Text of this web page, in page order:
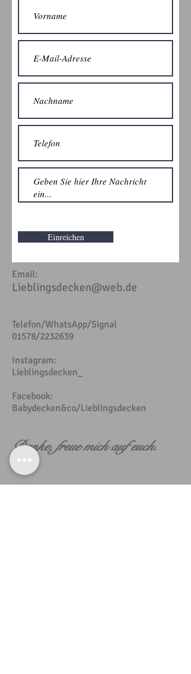
Einreichen
Email:
Lieblingsdecken@web.de
Telefon/WhatsApp/Signal
01578/2232639
Instagram:
Lieblingsdecken_
Facebook:
Babydecken&co/Lieblingsdecken
Danke, freue mich auf euch.